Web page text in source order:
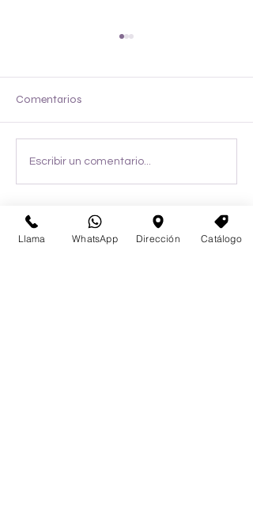
Hachito
Comentarios
Escribir un comentario...
Llama WhatsApp Dirección Catálogo